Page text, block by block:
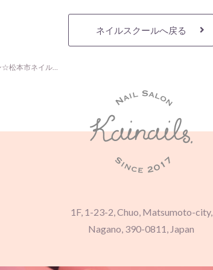
ネイルスクールへ戻る
マシーンレッスン☆松本市ネイルスクール カイネイルズ
1F, 1-23-2, Chuo, Matsumoto-city,
Nagano, 390-0811, Japan